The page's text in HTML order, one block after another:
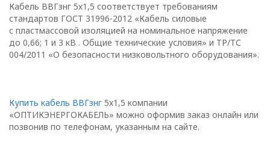
Кабель ВВГзнг 5х1,5 соответствует требованиям
стандартов ГОСТ 31996-2012 «Кабель силовые
с пластмассовой изоляцией на номинальное напряжение
до 0,66; 1 и 3 кВ . Общие технические условия» и ТР/ТС
004/2011 «О безопасности низковольтного оборудования».
Купить кабель ВВГзнг 5х1,5 компании
«ОПТИКЭНЕРГОКАБЕЛЬ» можно оформив заказ онлайн или
позвонив по телефонам, указанным на сайте.
ответственностью
«ОПТИКЭНЕРГОКАБЕЛЬ»
УТВЕРЖДАЮ
Директор ООО
г. Минск